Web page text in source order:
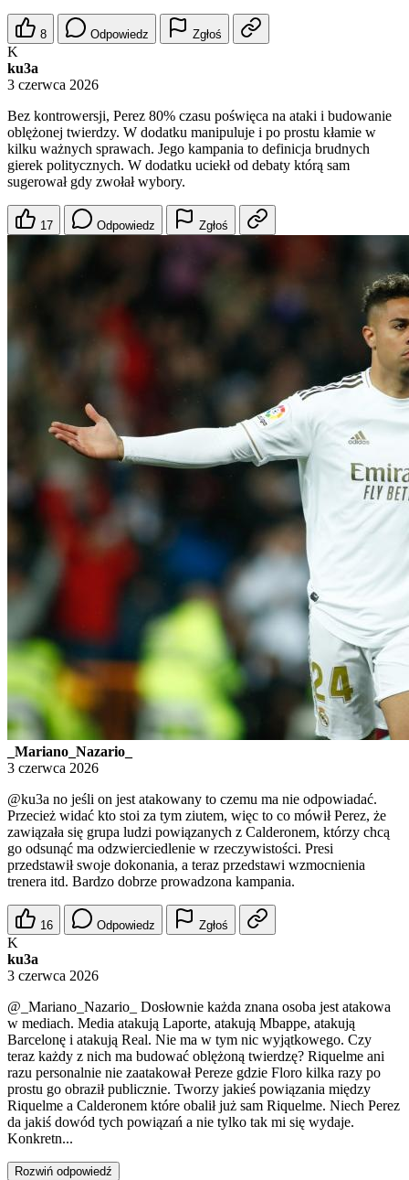
8 Odpowiedz Zgłoś
K
ku3a
3 czerwca 2026
Bez kontrowersji, Perez 80% czasu poświęca na ataki i budowanie
oblężonej twierdzy. W dodatku manipuluje i po prostu kłamie w
kilku ważnych sprawach. Jego kampania to definicja brudnych
gierek politycznych. W dodatku uciekł od debaty którą sam
sugerował gdy zwołał wybory.
17 Odpowiedz Zgłoś
_Mariano_Nazario_
3 czerwca 2026
@ku3a no jeśli on jest atakowany to czemu ma nie odpowiadać.
Przecież widać kto stoi za tym ziutem, więc to co mówił Perez, że
zawiązała się grupa ludzi powiązanych z Calderonem, którzy chcą
go odsunąć ma odzwierciedlenie w rzeczywistości. Presi
przedstawił swoje dokonania, a teraz przedstawi wzmocnienia
trenera itd. Bardzo dobrze prowadzona kampania.
16 Odpowiedz Zgłoś
K
ku3a
3 czerwca 2026
@_Mariano_Nazario_
Dosłownie każda znana osoba jest atakowa
w mediach. Media atakują Laporte, atakują Mbappe, atakują
Barcelonę i atakują Real. Nie ma w tym nic wyjątkowego. Czy
teraz każdy z nich ma budować oblężoną twierdzę? Riquelme ani
razu personalnie nie zaatakował Pereze gdzie Floro kilka razy po
prostu go obraził publicznie. Tworzy jakieś powiązania między
Riquelme a Calderonem które obalił już sam Riquelme. Niech Perez
da jakiś dowód tych powiązań a nie tylko tak mi się wydaje.
Konkretn...
Rozwiń odpowiedź